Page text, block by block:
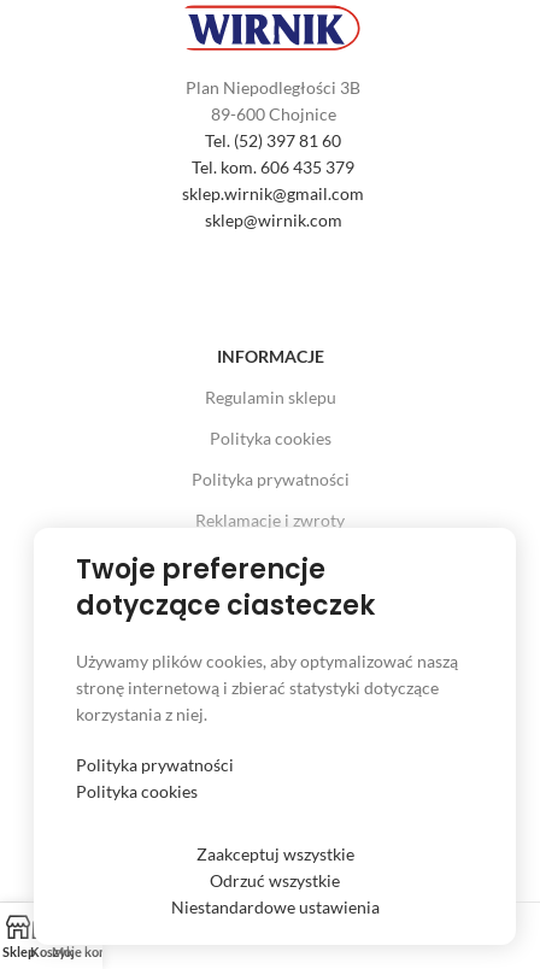
Plan Niepodległości 3B
89-600 Chojnice
Tel. (52) 397 81 60
Tel. kom. 606 435 379
sklep.wirnik@gmail.com
sklep@wirnik.com
INFORMACJE
Regulamin sklepu
Polityka cookies
Polityka prywatności
Reklamacje i zwroty
Prawo odstąpienia od umowy
INFORMACJE
Czas i koszt dostawy
Formy płatności
SklepKoszykMoje konto
Twoje preferencje
dotyczące ciasteczek
Używamy plików cookies, aby optymalizować naszą
stronę internetową i zbierać statystyki dotyczące
korzystania z niej.
Polityka prywatności
Polityka cookies
Zaakceptuj wszystkie
Odrzuć wszystkie
Niestandardowe ustawienia